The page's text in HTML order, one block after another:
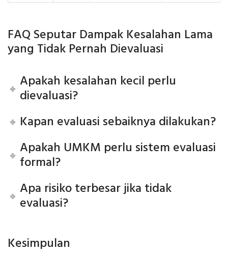
FAQ Seputar Dampak Kesalahan Lama
yang Tidak Pernah Dievaluasi
Apakah kesalahan kecil perlu
dievaluasi?
Kapan evaluasi sebaiknya dilakukan?
Apakah UMKM perlu sistem evaluasi
formal?
Apa risiko terbesar jika tidak
evaluasi?
Kesimpulan